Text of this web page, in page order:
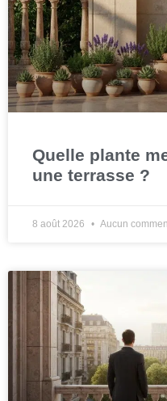
Quelle plante
une terrasse ?
8 août 2026 Aucun